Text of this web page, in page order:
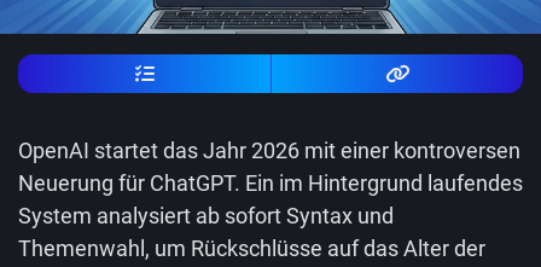
OpenAI startet das Jahr 2026 mit einer kontroversen
Neuerung für ChatGPT. Ein im Hintergrund laufendes
System analysiert ab sofort Syntax und
Themenwahl, um Rückschlüsse auf das Alter der